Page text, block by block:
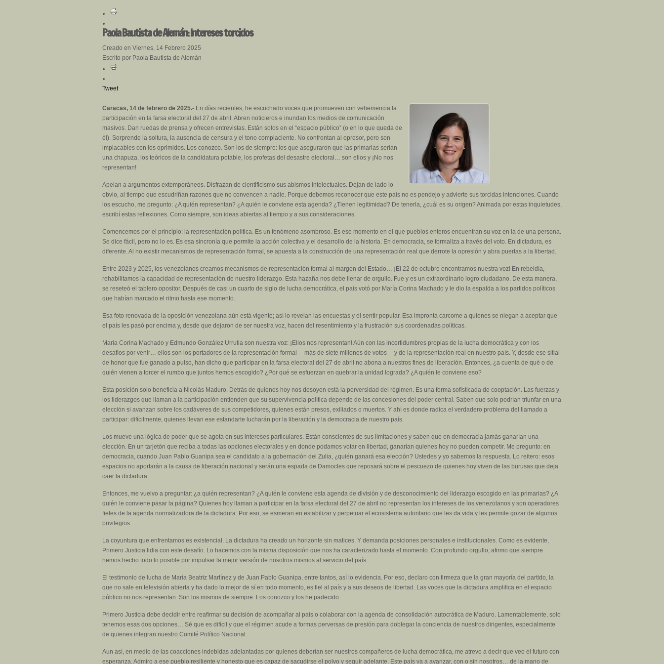
Paola Bautista de Alemán: Intereses torcidos
Creado en Viernes, 14 Febrero 2025
Escrito por Paola Bautista de Alemán
Tweet
Caracas, 14 de febrero de 2025.- En días recientes, he escuchado voces que promueven con vehemencia la
participación en la farsa electoral del 27 de abril. Abren noticieros e inundan los medios de comunicación
masivos. Dan ruedas de prensa y ofrecen entrevistas. Están solos en el “espacio público” (o en lo que queda de
él). Sorprende la soltura, la ausencia de censura y el tono complaciente. No confrontan al opresor, pero son
implacables con los oprimidos. Los conozco. Son los de siempre: los que aseguraron que las primarias serían
una chapuza, los teóricos de la candidatura potable, los profetas del desastre electoral… son ellos y ¡No nos
representan!
Apelan a argumentos extemporáneos. Disfrazan de cientificismo sus abismos intelectuales. Dejan de lado lo
obvio, al tiempo que escudriñan razones que no convencen a nadie. Porque debemos reconocer que este país no es pendejo y advierte sus torcidas intenciones. Cuando
los escucho, me pregunto: ¿A quién representan? ¿A quién le conviene esta agenda? ¿Tienen legitimidad? De tenerla, ¿cuál es su origen? Animada por estas inquietudes,
escribí estas reflexiones. Como siempre, son ideas abiertas al tiempo y a sus consideraciones.
Comencemos por el principio: la representación política. Es un fenómeno asombroso. Es ese momento en el que pueblos enteros encuentran su voz en la de una persona.
Se dice fácil, pero no lo es. Es esa sincronía que permite la acción colectiva y el desarrollo de la historia. En democracia, se formaliza a través del voto. En dictadura, es
diferente. Al no existir mecanismos de representación formal, se apuesta a la construcción de una representación real que derrote la opresión y abra puertas a la libertad.
Entre 2023 y 2025, los venezolanos creamos mecanismos de representación formal al margen del Estado… ¡El 22 de octubre encontramos nuestra voz! En rebeldía,
rehabilitamos la capacidad de representación de nuestro liderazgo. Esta hazaña nos debe llenar de orgullo. Fue y es un extraordinario logro ciudadano. De esta manera,
se reseteó el tablero opositor. Después de casi un cuarto de siglo de lucha democrática, el país votó por María Corina Machado y le dio la espalda a los partidos políticos
que habían marcado el ritmo hasta ese momento.
Esa foto renovada de la oposición venezolana aún está vigente; así lo revelan las encuestas y el sentir popular. Esa impronta carcome a quienes se niegan a aceptar que
el país les pasó por encima y, desde que dejaron de ser nuestra voz, hacen del resentimiento y la frustración sus coordenadas políticas.
María Corina Machado y Edmundo González Urrutia son nuestra voz: ¡Ellos nos representan! Aún con las incertidumbres propias de la lucha democrática y con los
desafíos por venir… ellos son los portadores de la representación formal —más de siete millones de votos— y de la representación real en nuestro país. Y, desde ese sitial
de honor que fue ganado a pulso, han dicho que participar en la farsa electoral del 27 de abril no abona a nuestros fines de liberación. Entonces, ¿a cuenta de qué o de
quién vienen a torcer el rumbo que juntos hemos escogido? ¿Por qué se esfuerzan en quebrar la unidad lograda? ¿A quién le conviene eso?
Esta posición solo beneficia a Nicolás Maduro. Detrás de quienes hoy nos desoyen está la perversidad del régimen. Es una forma sofisticada de cooptación. Las fuerzas y
los liderazgos que llaman a la participación entienden que su supervivencia política depende de las concesiones del poder central. Saben que solo podrían triunfar en una
elección si avanzan sobre los cadáveres de sus competidores, quienes están presos, exiliados o muertos. Y ahí es donde radica el verdadero problema del llamado a
participar: difícilmente, quienes llevan ese estandarte lucharán por la liberación y la democracia de nuestro país.
Los mueve una lógica de poder que se agota en sus intereses particulares. Están conscientes de sus limitaciones y saben que en democracia jamás ganarían una
elección. En un tarjetón que reciba a todas las opciones electorales y en donde podamos votar en libertad, ganarían quienes hoy no pueden competir. Me pregunto: en
democracia, cuando Juan Pablo Guanipa sea el candidato a la gobernación del Zulia, ¿quién ganará esa elección? Ustedes y yo sabemos la respuesta. Lo reitero: esos
espacios no aportarán a la causa de liberación nacional y serán una espada de Damocles que reposará sobre el pescuezo de quienes hoy viven de las burusas que deja
caer la dictadura.
Entonces, me vuelvo a preguntar: ¿a quién representan? ¿A quién le conviene esta agenda de división y de desconocimiento del liderazgo escogido en las primarias? ¿A
quién le conviene pasar la página? Quienes hoy llaman a participar en la farsa electoral del 27 de abril no representan los intereses de los venezolanos y son operadores
fieles de la agenda normalizadora de la dictadura. Por eso, se esmeran en estabilizar y perpetuar el ecosistema autoritario que les da vida y les permite gozar de algunos
privilegios.
La coyuntura que enfrentamos es existencial. La dictadura ha creado un horizonte sin matices. Y demanda posiciones personales e institucionales. Como es evidente,
Primero Justicia lidia con este desafío. Lo hacemos con la misma disposición que nos ha caracterizado hasta el momento. Con profundo orgullo, afirmo que siempre
hemos hecho todo lo posible por impulsar la mejor versión de nosotros mismos al servicio del país.
El testimonio de lucha de María Beatriz Martínez y de Juan Pablo Guanipa, entre tantos, así lo evidencia. Por eso, declaro con firmeza que la gran mayoría del partido, la
que no sale en televisión abierta y ha dado lo mejor de sí en todo momento, es fiel al país y a sus deseos de libertad. Las voces que la dictadura amplifica en el espacio
público no nos representan. Son los mismos de siempre. Los conozco y los he padecido.
Primero Justicia debe decidir entre reafirmar su decisión de acompañar al país o colaborar con la agenda de consolidación autocrática de Maduro. Lamentablemente, solo
tenemos esas dos opciones… Sé que es difícil y que el régimen acude a formas perversas de presión para doblegar la conciencia de nuestros dirigentes, especialmente
de quienes integran nuestro Comité Político Nacional.
Aun así, en medio de las coacciones indebidas adelantadas por quienes deberían ser nuestros compañeros de lucha democrática, me atrevo a decir que veo el futuro con
esperanza. Admiro a ese pueblo resiliente y honesto que es capaz de sacudirse el polvo y seguir adelante. Este país va a avanzar, con o sin nosotros… de la mano de